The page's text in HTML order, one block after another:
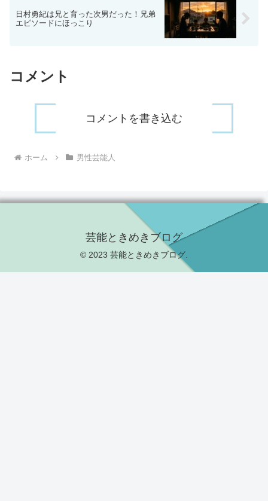
日村勇紀は兄と育った次男だった！兄弟
エピソードにほっこり
コメント
コメントを書き込む
ホーム 男性芸能人
芸能ときめきブログ
© 2023 芸能ときめきブログ.